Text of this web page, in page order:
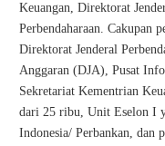
Keuangan, Direktorat
Perbendaharaan. Cakupan
Direktorat Jenderal
Anggaran (DJA), Pusat
Sekretariat Kementrian
dari 25 ribu, Unit Eselon I
Indonesia/ Perbankan, dan